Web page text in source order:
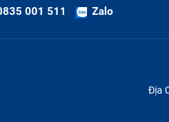
001 511 Zalo
Địa